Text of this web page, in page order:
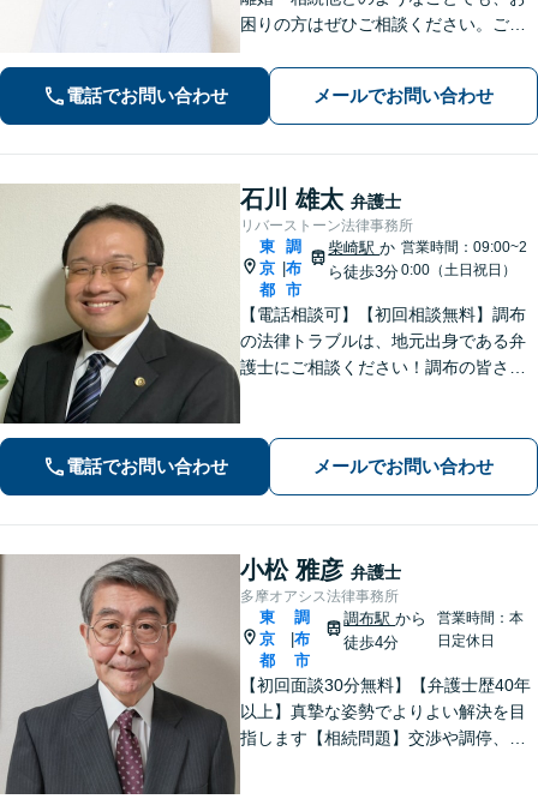
困りの方はぜひご相談ください。ご連
させていただきます。
電話でお問い合わせ メールでお問い合わせ
石川 雄太 弁護士
リバーストーン法律事務所
東
京
都
|
調
布
市
柴崎駅か
ら徒歩3分
営業時間：09:00~2
0:00（土日祝日）
【電話相談可】【初回相談無料】調布
の法律トラブルは、地元出身である弁
護士にご相談ください！調布の皆さま
とでも大丈夫ですので、まずはご相談
ください【柴崎駅3分】【出張相談も
可】
電話でお問い合わせ メールでお問い合わせ
小松 雅彦 弁護士
多摩オアシス法律事務所
東
京
都
調
布
市
調布駅から
徒歩4分
営業時間：本
日定休日
【初回面談30分無料】【弁護士歴40年
以上】真摯な姿勢でよりよい解決を目
指します【相続問題】交渉や調停、裁